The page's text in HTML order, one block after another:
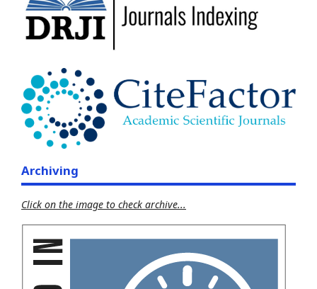
Archiving
Click on the image to check archive...